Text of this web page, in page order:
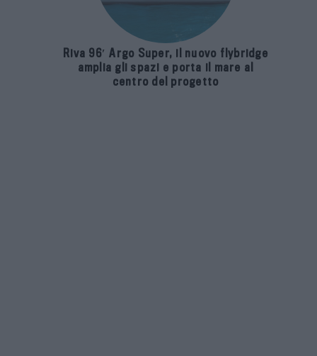
Riva 96′ Argo Super, il nuovo flybridge
amplia gli spazi e porta il mare al
centro del progetto